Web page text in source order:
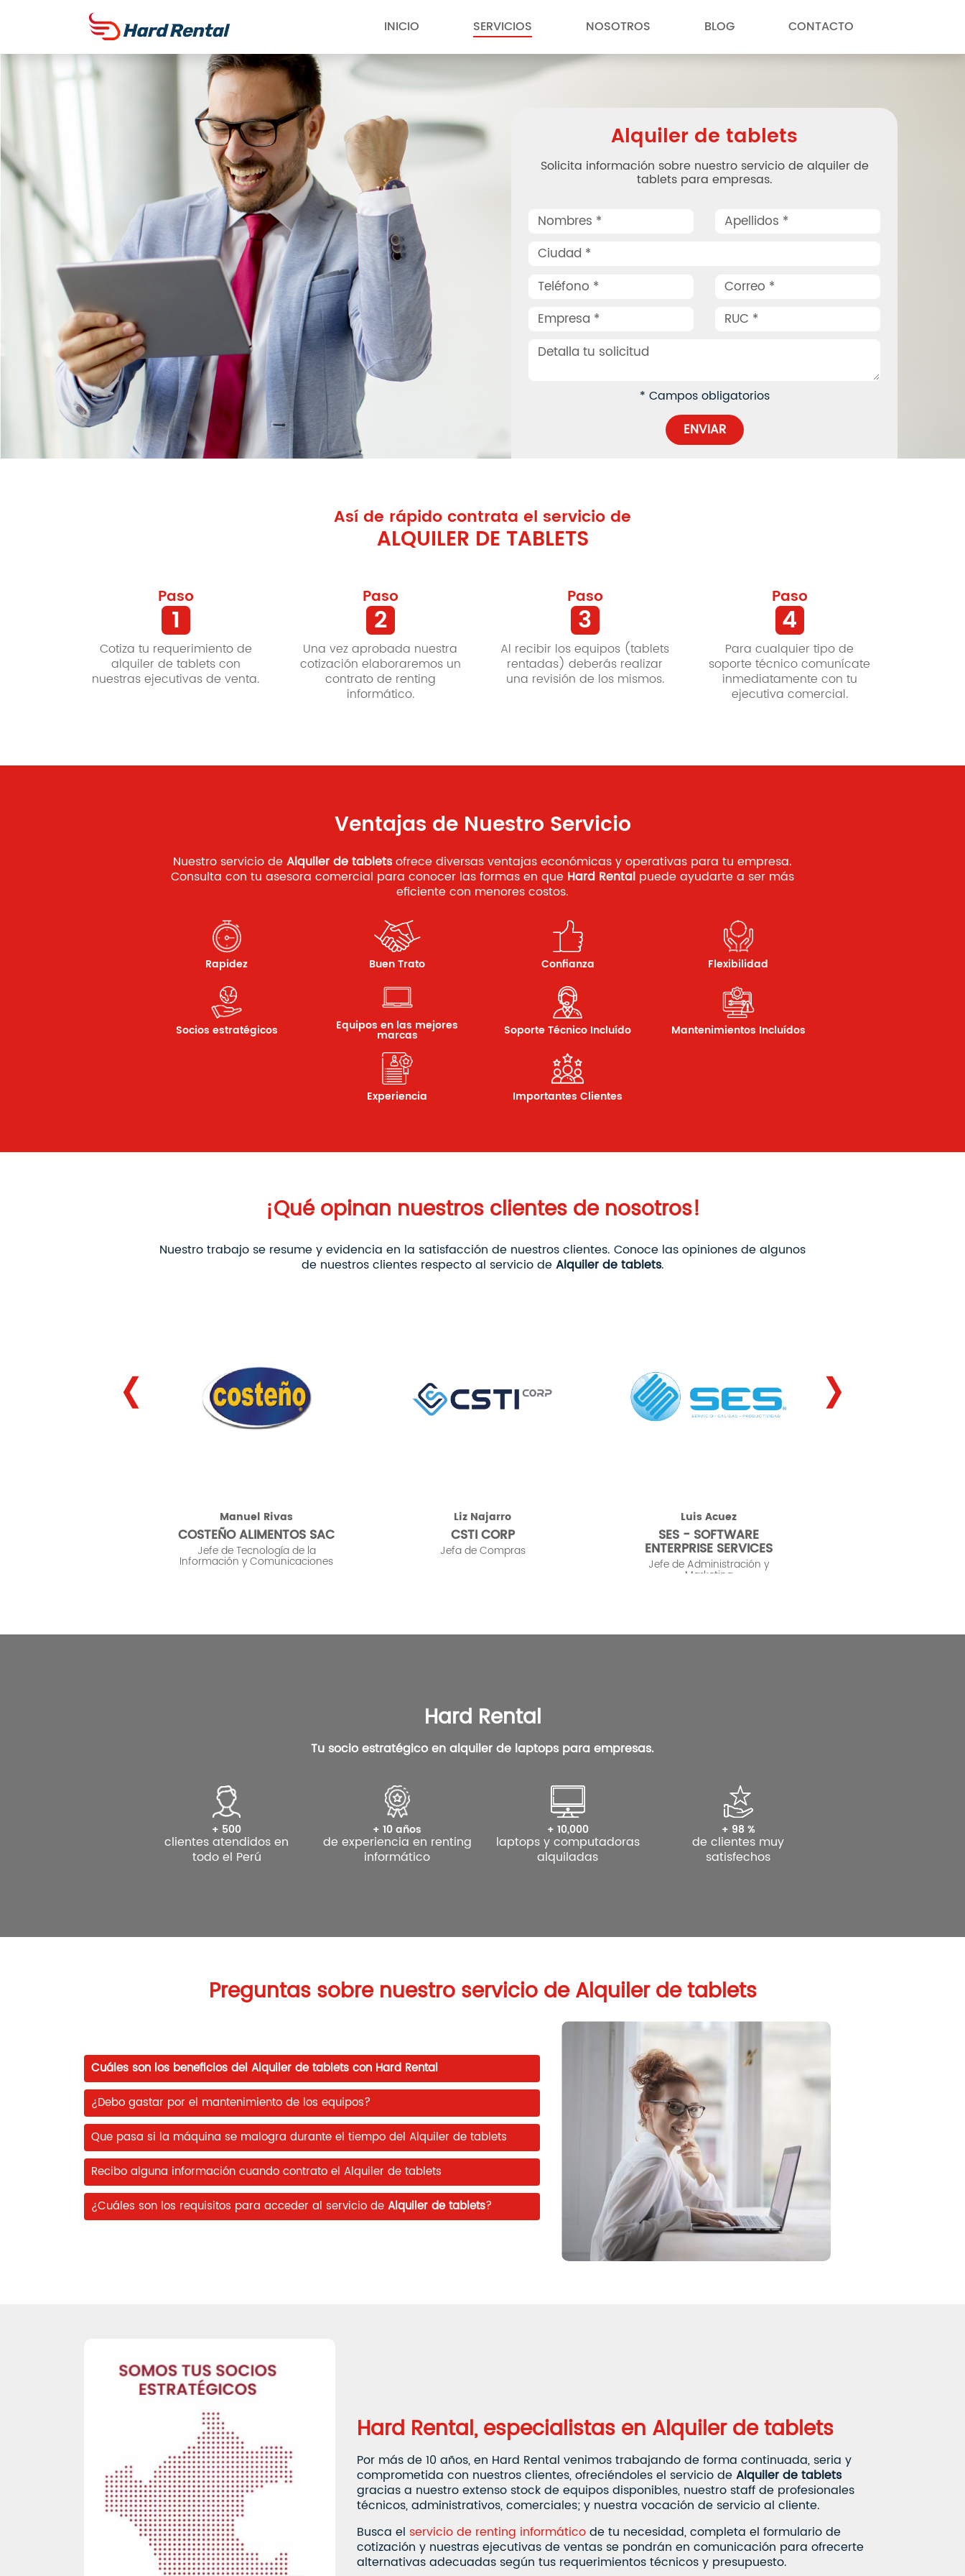
INICIO SERVICIOS NOSOTROS BLOG CONTACTO
Alquiler de tablets
Solicita información sobre nuestro servicio de alquiler de
tablets para empresas.
* Campos obligatorios
ENVIAR
Así de rápido contrata el servicio de
ALQUILER DE TABLETS
Paso
1
Cotiza tu requerimiento de
alquiler de tablets con
nuestras ejecutivas de venta.
Paso
2
Una vez aprobada nuestra
cotización elaboraremos un
contrato de renting
informático.
Paso
3
Al recibir los equipos (tablets
rentadas) deberás realizar
una revisión de los mismos.
Paso
4
Para cualquier tipo de
soporte técnico comunícate
inmediatamente con tu
ejecutiva comercial.
Ventajas de Nuestro Servicio
Nuestro servicio deAlquiler de tabletsofrece diversas ventajas económicas y operativas para tu empresa.
Consulta con tu asesora comercial para conocer las formas en que Hard Rental puede ayudarte a ser más
eficiente con menores costos.
Rapidez Buen Trato Confianza Flexibilidad
Socios estratégicos Equipos en las mejores
marcas Soporte Técnico Incluído Mantenimientos Incluídos
Experiencia Importantes Clientes
¡Qué opinan nuestros clientes de nosotros!
Nuestro trabajo se resume y evidencia en la satisfacción de nuestros clientes. Conoce las opiniones de algunos
de nuestros clientes respecto al servicio deAlquiler de tablets.
arrendamiento de
equipos de cómputo
Manuel Rivas
COSTEÑO ALIMENTOS SAC
Jefe de Tecnología de la
Información y Comunicaciones
Liz Najarro
CSTI CORP
Jefa de Compras
Luis Acuez
SES - SOFTWARE
ENTERPRISE SERVICES
Jefe de Administración y
Marketing
‹ ›
Hard Rental
Tu socio estratégico enalquiler de laptops para empresas.
+ 500
clientes atendidos en
todo el Perú
+ 10 años
de experiencia en renting
informático
+ 10,000
laptops y computadoras
alquiladas
+ 98 %
de clientes muy
satisfechos
Preguntas sobre nuestro servicio deAlquiler de tablets
Cuáles son los beneficios del Alquiler de tablets con Hard Rental
¿Debo gastar por el mantenimiento de los equipos?
Que pasa si la máquina se malogra durante el tiempo del Alquiler de tablets
Recibo alguna información cuando contrato el Alquiler de tablets
¿Cuáles son los requisitos para acceder al servicio de Alquiler de tablets?
Hard Rental, especialistas en Alquiler de tablets
Por más de 10 años, en Hard Rental venimos trabajando de forma continuada, seria y
comprometida con nuestros clientes, ofreciéndoles el servicio deAlquiler de tablets
gracias a nuestro extenso stock de equipos disponibles, nuestro staff de profesionales
técnicos, administrativos, comerciales; y nuestra vocación de servicio al cliente.
Busca el servicio de renting informáticode tu necesidad, completa el formulario de
cotización y nuestras ejecutivas de ventas se pondrán en comunicación para ofrecerte
alternativas adecuadas según tus requerimientos técnicos y presupuesto.